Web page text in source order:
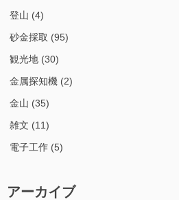
登山 (4)
砂金採取 (95)
観光地 (30)
金属探知機 (2)
金山 (35)
雑文 (11)
電子工作 (5)
アーカイブ